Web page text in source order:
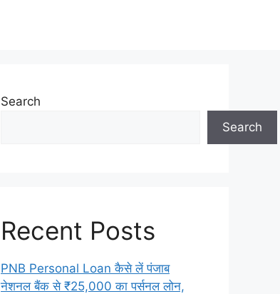
Search
Search
Recent Posts
PNB Personal Loan कैसे लें पंजाब
नेशनल बैंक से ₹25,000 का पर्सनल लोन,